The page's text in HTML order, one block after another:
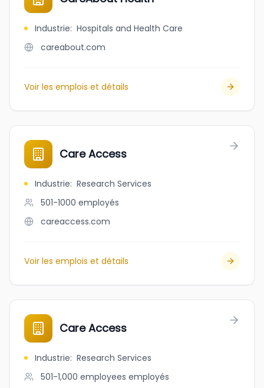
Industrie: Hospitals and Health Care
careabout.com
Voir les emplois et détails
Care Access
Industrie: Research Services
501-1000 employés
careaccess.com
Voir les emplois et détails
Care Access
Industrie: Research Services
501-1,000 employees employés